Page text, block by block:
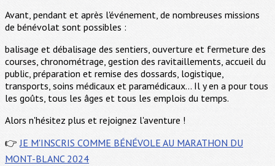
Avant, pendant et après l'événement, de nombreuses missions
de bénévolat sont possibles :
balisage et débalisage des sentiers, ouverture et fermeture des
courses, chronométrage, gestion des ravitaillements, accueil du
public, préparation et remise des dossards, logistique,
transports, soins médicaux et paramédicaux... Il y en a pour tous
les goûts, tous les âges et tous les emplois du temps.
Alors n'hésitez plus et rejoignez l'aventure !
👉JE M'INSCRIS COMME BÉNÉVOLE AU MARATHON DU
MONT-BLANC 2024